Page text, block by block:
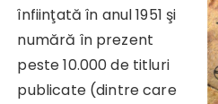
înfiinţată în anul 1951 şi
numără în prezent
peste 10.000 de titluri
publicate (dintre care